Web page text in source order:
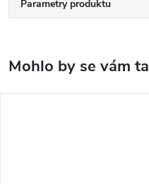
Parametry produktu